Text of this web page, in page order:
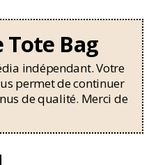
Tote Bag
indépendant. Votre
permet de continuer
de qualité. Merci de